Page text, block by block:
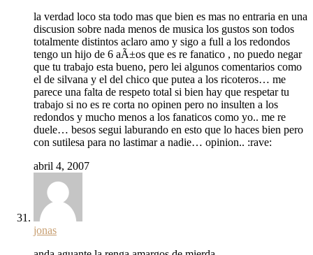
la verdad loco sta todo mas que bien es mas no entraria en una
discusion sobre nada menos de musica los gustos son todos
totalmente distintos aclaro amo y sigo a full a los redondos
tengo un hijo de 6 aÃ±os que es re fanatico , no puedo negar
que tu trabajo esta bueno, pero lei algunos comentarios como
el de silvana y el del chico que putea a los ricoteros… me
parece una falta de respeto total si bien hay que respetar tu
trabajo si no es re corta no opinen pero no insulten a los
redondos y mucho menos a los fanaticos como yo.. me re
duele… besos segui laburando en esto que lo haces bien pero
con sutilesa para no lastimar a nadie… opinion.. :rave:
abril 4, 2007
jonas